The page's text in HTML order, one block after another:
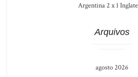
Argentina 2 x 1
Arquivos
agosto 2026